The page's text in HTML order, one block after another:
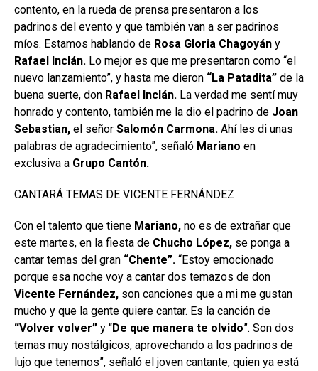
contento, en la rueda de prensa presentaron a los
padrinos del evento y que también van a ser padrinos
míos. Estamos hablando de Rosa Gloria Chagoyán y
Rafael Inclán. Lo mejor es que me presentaron como “el
nuevo lanzamiento”, y hasta me dieron “La Patadita” de la
buena suerte, don Rafael Inclán. La verdad me sentí muy
honrado y contento, también me la dio el padrino de Joan
Sebastian, el señor Salomón Carmona. Ahí les di unas
palabras de agradecimiento”, señaló Mariano en
exclusiva a Grupo Cantón.
CANTARÁ TEMAS DE VICENTE FERNÁNDEZ
Con el talento que tiene Mariano, no es de extrañar que
este martes, en la fiesta de Chucho López, se ponga a
cantar temas del gran “Chente”. “Estoy emocionado
porque esa noche voy a cantar dos temazos de don
Vicente Fernández, son canciones que a mi me gustan
mucho y que la gente quiere cantar. Es la canción de
“Volver volver” y “De que manera te olvido”. Son dos
temas muy nostálgicos, aprovechando a los padrinos de
lujo que tenemos”, señaló el joven cantante, quien ya está